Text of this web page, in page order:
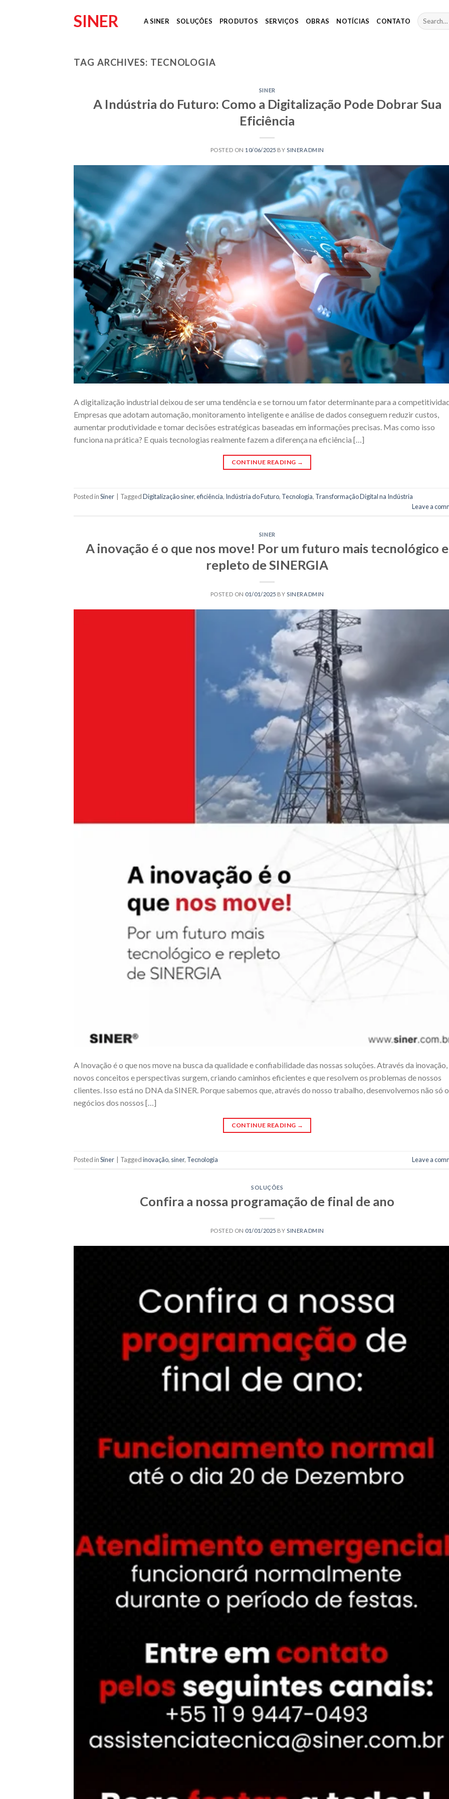
SINER A SINER SOLUÇÕES PRODUTOS SERVIÇOS OBRAS NOTÍCIAS CONTATO
TAG ARCHIVES: TECNOLOGIA
SINER
A Indústria do Futuro: Como a Digitalização Pode Dobrar Sua
Eficiência
POSTED ON 10/06/2025 BYSINERADMIN
A digitalização industrial deixou de ser uma tendência e se tornou um fator determinante para a
Empresas que adotam automação, monitoramento inteligente e análise de dados conseguem reduzir custos,
aumentar produtividade e tomar decisões estratégicas baseadas em informações precisas. Mas como isso
funciona na prática? E quais tecnologias realmente fazem a diferença na eficiência […]
CONTINUE READING →
Posted inSiner TaggedDigitalização siner,eficiência, Indústria do Futuro, Tecnologia, Transformação Digital na Indústria
Leave a
SINER
A inovação é o que nos move! Por um futuro mais tecnológico e
repleto de SINERGIA
POSTED ON 01/01/2025 BYSINERADMIN
A Inovação é o que nos move na busca da qualidade e confiabilidade das nossas soluções. Através da inovação,
novos conceitos e perspectivas surgem, criando caminhos eficientes e que resolvem os problemas de nossos
clientes. Isso está no DNA da SINER. Porque sabemos que, através do nosso trabalho, desenvolvemos não só
negócios dos nossos […]
CONTINUE READING →
Posted inSiner Taggedinovação, siner, Tecnologia Leave a
SOLUÇÕES
Confira a nossa programação de final de ano
POSTED ON 01/01/2025 BY SINERADMIN